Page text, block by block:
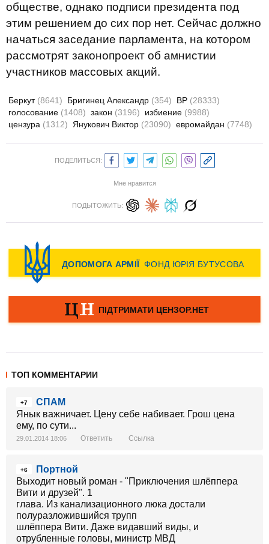
обществе, однако подписи президента под
этим решением до сих пор нет. Сейчас должно
начаться заседание парламента, на котором
рассмотрят законопроект об амнистии
участников массовых акций.
Беркут (8641) Бригинец Александр (354) ВР (28333)
голосование (1408) закон (3196) избиение (9988)
цензура (1312) Янукович Виктор (23090) евромайдан (7748)
ПОДЕЛИТЬСЯ:
Мне нравится
ПОДЫТОЖИТЬ:
ТОП КОММЕНТАРИИ
+7
СПАМ
Янык важничает. Цену себе набивает. Грош цена
ему, по сути...
29.01.2014 18:06 Ответить Ссылка
+6
Портной
Выходит новый роман - "Приключения шлёппера
Вити и друзей". 1
глава. Из канализационного люка достали
полуразложившийся трупп
шлёппера Вити. Даже видавший виды, и
отрубленные головы, министр МВД